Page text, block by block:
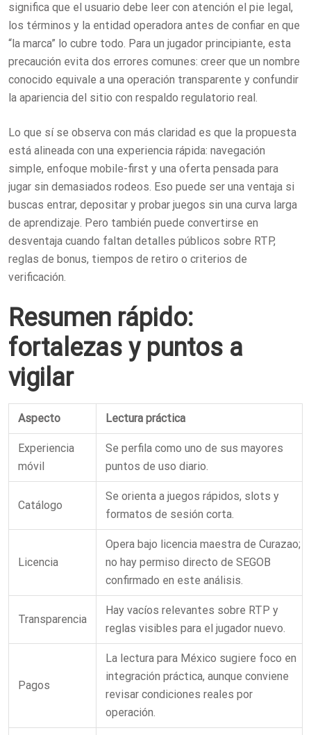
significa que el usuario debe leer con atención el pie legal,
los términos y la entidad operadora antes de confiar en que
“la marca” lo cubre todo. Para un jugador principiante, esta
precaución evita dos errores comunes: creer que un nombre
conocido equivale a una operación transparente y confundir
la apariencia del sitio con respaldo regulatorio real.
Lo que sí se observa con más claridad es que la propuesta
está alineada con una experiencia rápida: navegación
simple, enfoque mobile-first y una oferta pensada para
jugar sin demasiados rodeos. Eso puede ser una ventaja si
buscas entrar, depositar y probar juegos sin una curva larga
de aprendizaje. Pero también puede convertirse en
desventaja cuando faltan detalles públicos sobre RTP,
reglas de bonus, tiempos de retiro o criterios de
verificación.
Resumen rápido:
fortalezas y puntos a
vigilar
Aspecto Lectura práctica
Experiencia
móvil
Se perfila como uno de sus mayores
puntos de uso diario.
Catálogo
Se orienta a juegos rápidos, slots y
formatos de sesión corta.
Licencia
Opera bajo licencia maestra de Curazao;
no hay permiso directo de SEGOB
confirmado en este análisis.
Transparencia
Hay vacíos relevantes sobre RTP y
reglas visibles para el jugador nuevo.
Pagos
La lectura para México sugiere foco en
integración práctica, aunque conviene
revisar condiciones reales por
operación.